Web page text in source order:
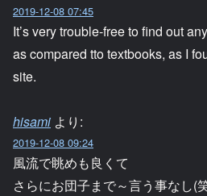
2019-12-08 07:45
It’s very trouble-free to find out
as compared tto textbooks, as I
site.
hisami より:
2019-12-08 09:24
風流で眺めも良くて
さらにお団子まで～言う事なし(